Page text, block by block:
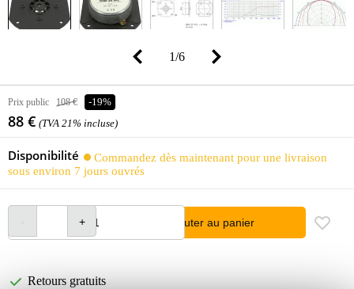
1/6
Prix public 108 € -19%
88 € (TVA 21% incluse)
Disponibilité
Commandez dès maintenant pour une livraison
sous environ 7 jours ouvrés
Ajouter au panier
Retours gratuits